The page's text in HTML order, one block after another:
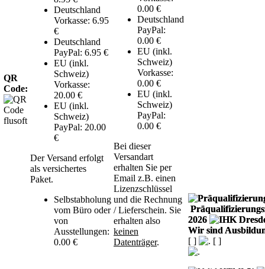
QR
Code:
Deutschland
Vorkasse: 6.95
€
Deutschland
PayPal: 6.95 €
EU (inkl.
Schweiz)
Vorkasse:
20.00 €
EU (inkl.
Schweiz)
PayPal: 20.00
€
Der Versand erfolgt
als versichertes
Paket.
Selbstabholung
vom Büro oder
von
Ausstellungen:
0.00 €
0.00 €
Deutschland
PayPal:
0.00 €
EU (inkl.
Schweiz)
Vorkasse:
0.00 €
EU (inkl.
Schweiz)
PayPal:
0.00 €
Bei dieser
Versandart
erhalten Sie per
Email z.B. einen
Lizenzschlüssel
und die Rechnung
/ Lieferschein. Sie
erhalten also
keinen
Datenträger.
2026
Wir sind
[ ] [ ]